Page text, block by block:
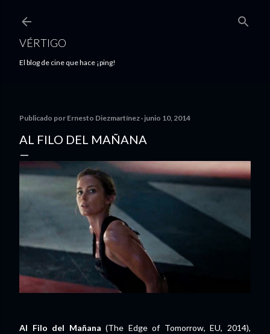
VÉRTIGO
El blog de cine que hace ¡ping!
Publicado por Ernesto Diezmartínez junio 10, 2014
AL FILO DEL MAÑANA
Al Filo del Mañana (The Edge of Tomorrow, EU, 2014),